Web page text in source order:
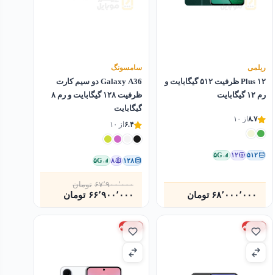
ریلمی
Plus ۱۲ ظرفیت ۵۱۲ گیگابایت و
رم ۱۲ گیگابایت
۸.۷ از ۱۰
۵۱۲ ۱۲ ۵G
۶۸٬۰۰۰٬۰۰۰ تومان
سامسونگ
Galaxy A36 دو سیم کارت
ظرفیت ۱۲۸ گیگابایت و رم ۸
گیگابایت
۶.۴ از ۱۰
۱۲۸ ۸ ۵G
۶۷٬۹۰۰٬۰۰۰ تومان
قیمت
بود.
۶۶٬۹۰۰٬۰۰۰ تومان
قیمت
است.
ویتنام ویتنام